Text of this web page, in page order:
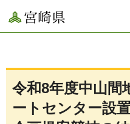
宮崎県
令和8年度中山間
ートセンター設